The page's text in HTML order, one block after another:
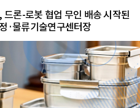
론-로봇 협업 무인 배송 시작된
·물류기술연구센터장